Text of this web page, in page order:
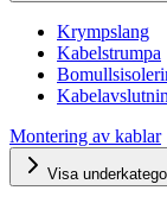
Krympslang
Kabelstrumpa
Montering av kablar
Visa